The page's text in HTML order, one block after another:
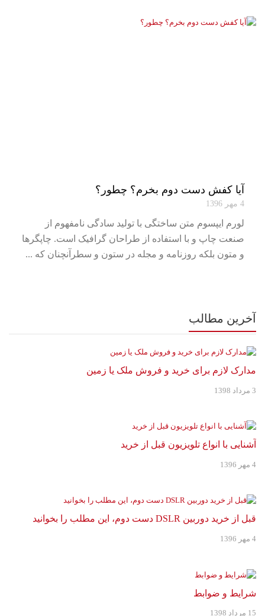
آیا کفش دست دوم بخرم؟ چطور؟
4 مهر 1396
لورم ایپسوم متن ساختگی با تولید سادگی نامفهوم از
صنعت چاپ و با استفاده از طراحان گرافیک است. چاپگرها
و متون بلکه روزنامه و مجله در ستون و سطرآنچنان که ...
آخرین مطالب
مدارک لازم برای خرید و فروش ملک یا زمین
3 مرداد 1398
آشنایی با انواع تلویزیون قبل از خرید
4 مهر 1396
قبل از خرید دوربین DSLR دست دوم، این مطلب را بخوانید
4 مهر 1396
شرایط و ضوابط
15 مرداد 1398